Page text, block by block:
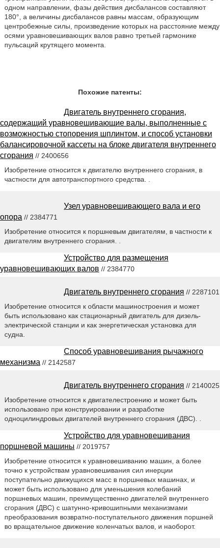
одном направлении, фазы действия дисбалансов составляют
180°, а величины дисбалансов равны массам, образующим
центробежные силы, произведение которых на расстояние между
осями уравновешивающих валов равно третьей гармонике
пульсаций крутящего момента.
Похожие патенты:
Двигатель внутреннего сгорания,
содержащий уравновешивающие валы, выполненные с
возможностью стопорения шплинтом, и способ установки
балансировочной кассеты на блоке двигателя внутреннего
сгорания // 2400656
Изобретение относится к двигателю внутреннего сгорания, в
частности для автотранспортного средства. .
Узел уравновешивающего вала и его
опора // 2384771
Изобретение относится к поршневым двигателям, в частности к
двигателям внутреннего сгорания. .
Устройство для размещения
уравновешивающих валов // 2384770
Двигатель внутреннего сгорания // 2287101
Изобретение относится к области машиностроения и может
быть использовано как стационарный двигатель для дизель-
электрической станции и как энергетическая установка для
судна.
Способ уравновешивания рычажного
механизма // 2142587
Двигатель внутреннего сгорания // 2140025
Изобретение относится к двигателестроению и может быть
использовано при конструировании и разработке
одноцилиндровых двигателей внутреннего сгорания (ДВС). .
Устройство для уравновешивания
поршневой машины // 2019757
Изобретение относится к уравновешиванию машин, а более
точно к устройствам уравновешивания сил инерции
поступательно движущихся масс в поршневых машинах, и
может быть использовано для уменьшения колебаний
поршневых машин, преимущественно двигателей внутреннего
сгорания (ДВС) с шатунно-кривошипными механизмами
преобразования возвратно-поступательного движения поршней
во вращательное движение коленчатых валов, и наоборот.